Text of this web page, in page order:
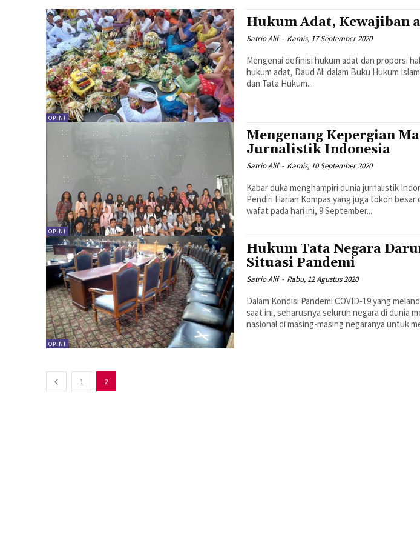
OPINI
Hukum Adat, Kewajiban
Satrio Alif - Kamis, 17 September 2020
Mengenai definisi hukum adat dan proporsi
hukum adat, Daud Ali dalam Buku Hukum
dan Tata Hukum...
OPINI
Mengenang Kepergian
Jurnalistik Indonesia
Satrio Alif - Kamis, 10 September 2020
Kabar duka menghampiri dunia jurnalistik
Pendiri Harian Kompas yang juga tokoh
wafat pada hari ini, 9 September...
OPINI
Hukum Tata Negara
Situasi Pandemi
Satrio Alif - Rabu, 12 Agustus 2020
Dalam Kondisi Pandemi COVID-19 yang
saat ini, seharusnya seluruh negara di dunia
nasional di masing-masing negaranya untuk
1 2